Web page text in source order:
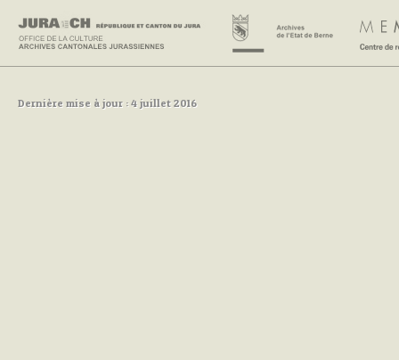
Dernière mise à jour : 4 juillet 2016